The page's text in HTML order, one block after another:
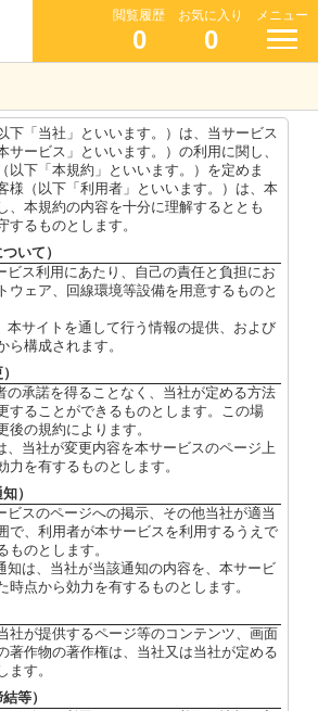
閲覧履歴
0
お気に入り
0
メニュー
下「当社」といいます。）は、当サービス
サービス」といいます。）の利用に関し、
以下「本規約」といいます。）を定めま
様（以下「利用者」といいます。）は、本
、本規約の内容を十分に理解するととも
するものとします。
いて）
ビス利用にあたり、自己の責任と負担にお
ウェア、回線環境等設備を用意するものと
本サイトを通して行う情報の提供、および
ら構成されます。
の承諾を得ることなく、当社が定める方法
することができるものとします。この場
の規約によります。
、当社が変更内容を本サービスのページ上
力を有するものとします。
）
ビスのページへの掲示、その他当社が適当
で、利用者が本サービスを利用するうえで
ものとします。
知は、当社が当該通知の内容を、本サービ
時点から効力を有するものとします。
社が提供するページ等のコンテンツ、画面
著作物の著作権は、当社又は当社が定める
す。
等）